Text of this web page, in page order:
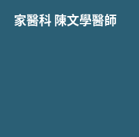
家醫科 陳文學醫師